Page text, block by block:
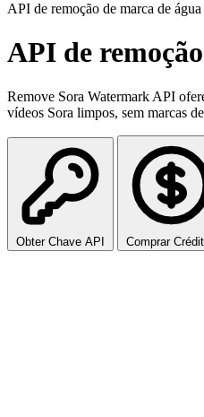
API de remoção de marca de água
API de
Remove Sora Watermark API
vídeos Sora limpos, sem marcas
Obter Chave API Comprar